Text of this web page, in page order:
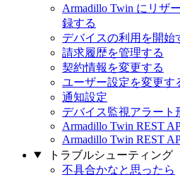
Armadillo Twin にリザ
録する
デバイスの利用を開始
請求履歴を管理する
契約情報を変更する
ユーザー設定を変更す
通知設定
デバイス監視アラート
Armadillo Twin REST
Armadillo Twin REST
トラブルシューティング
不具合かなと思ったら